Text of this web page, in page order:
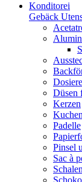
Konditorei
Gebäck
Düsen
Kerzen
Padelle
Pinsel
Sac à